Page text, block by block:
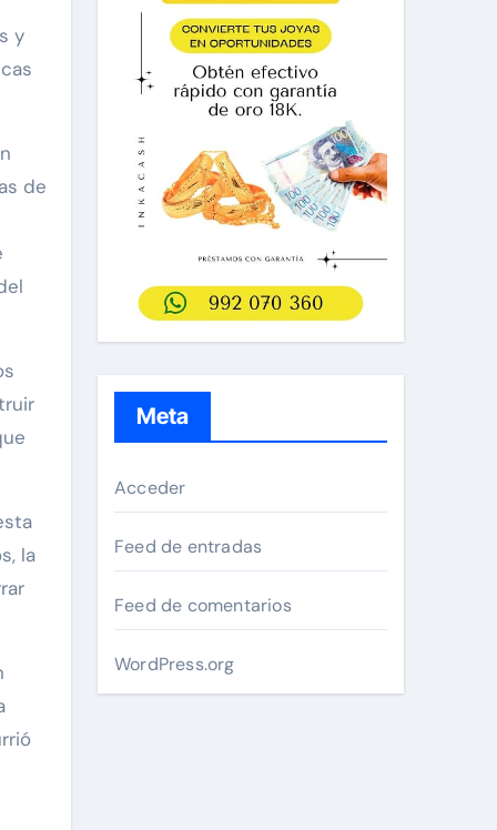
y
de
la
Meta
Acceder
Feed de entradas
Feed de comentarios
WordPress.org